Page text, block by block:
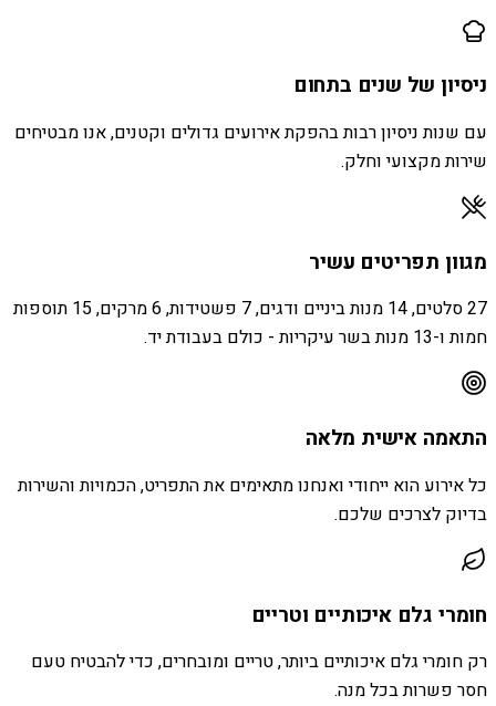
ניסיון של שנים בתחום
עם שנות ניסיון רבות בהפקת אירועים גדולים וקטנים, אנו מבטיחים
שירות מקצועי וחלק.
מגוון תפריטים עשיר
27 סלטים, 14 מנות ביניים ודגים, 7 פשטידות, 6 מרקים, 15 תוספות
חמות ו-13 מנות בשר עיקריות - כולם בעבודת יד.
התאמה אישית מלאה
כל אירוע הוא ייחודי ואנחנו מתאימים את התפריט, הכמויות והשירות
בדיוק לצרכים שלכם.
חומרי גלם איכותיים וטריים
רק חומרי גלם איכותיים ביותר, טריים ומובחרים, כדי להבטיח טעם
חסר פשרות בכל מנה.